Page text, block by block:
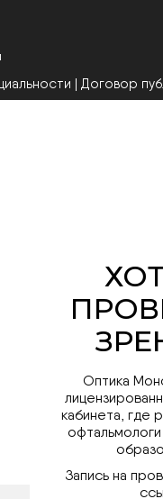
| Договор
Оптика
кабинета, где
Запись на